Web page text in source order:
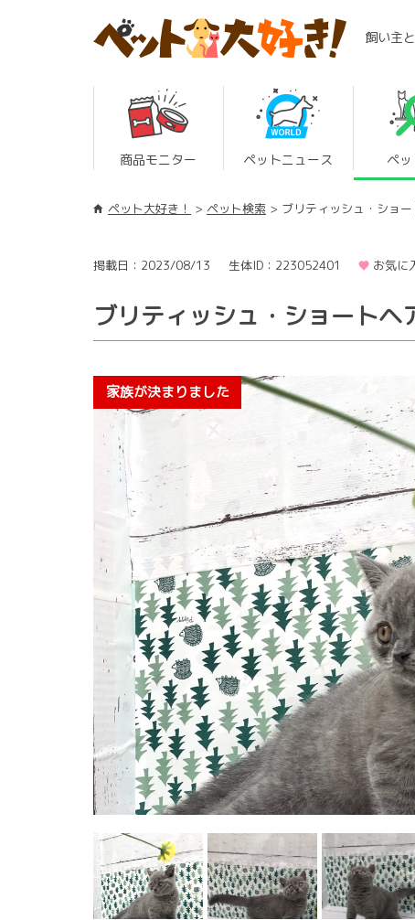
飼い主
商品モニター ペットニュース ペ
ペット大好き！ ペット検索 ブリティッシュ・ショ
掲載日：2023/08/13 生体ID：223052401 お気
ブリティッシュ・ショートヘ